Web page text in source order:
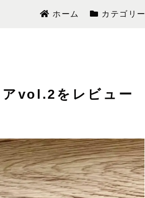
ホーム カテゴリー
vol.2をレビュー